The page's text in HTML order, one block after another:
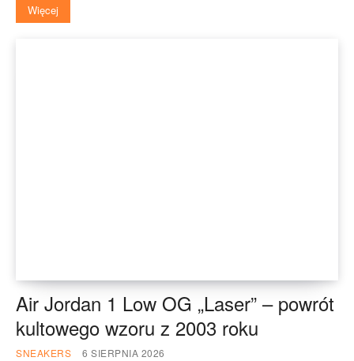
Więcej
Air Jordan 1 Low OG „Laser” – powrót
kultowego wzoru z 2003 roku
SNEAKERS 6 SIERPNIA 2026